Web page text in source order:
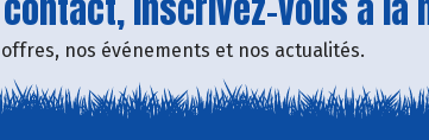
nos événements et nos actualités.